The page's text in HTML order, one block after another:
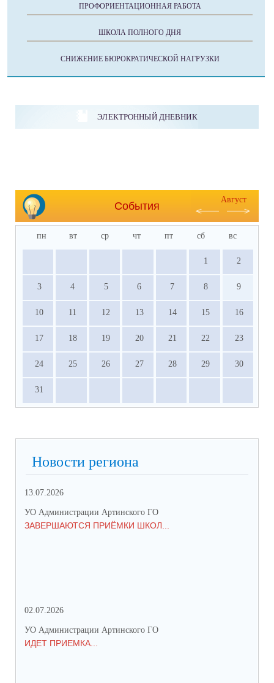
ПРОФОРИЕНТАЦИОННАЯ РАБОТА
ШКОЛА ПОЛНОГО ДНЯ
СНИЖЕНИЕ БЮРОКРАТИЧЕСКОЙ НАГРУЗКИ
ЭЛЕКТРОННЫЙ ДНЕВНИК
События
Август
пн вт ср чт пт сб вс
1 2
3 4 5 6 7 8 9
10 11 12 13 14 15 16
17 18 19 20 21 22 23
24 25 26 27 28 29 30
31
Новости региона
13.07.2026
УО Администрации Артинского ГО
ЗАВЕРШАЮТСЯ ПРИЁМКИ ШКОЛ...
02.07.2026
УО Администрации Артинского ГО
ИДЕТ ПРИЕМКА...